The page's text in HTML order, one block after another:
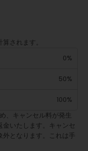
されます。
0%
50%
100%
、キャンセル料が発生
いたします。キャンセ
となります。これは手